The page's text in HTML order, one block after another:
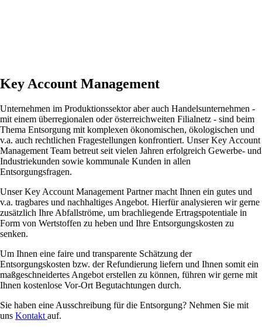
Key Account Management
Unternehmen im Produktionssektor aber auch Handelsunternehmen -
mit einem überregionalen oder österreichweiten Filialnetz - sind beim
Thema Entsorgung mit komplexen ökonomischen, ökologischen und
v.a. auch rechtlichen Fragestellungen konfrontiert. Unser Key Account
Management Team betreut seit vielen Jahren erfolgreich Gewerbe- und
Industriekunden sowie kommunale Kunden in allen
Entsorgungsfragen.
Unser Key Account Management Partner macht Ihnen ein gutes und
v.a. tragbares und nachhaltiges Angebot. Hierfür analysieren wir gerne
zusätzlich Ihre Abfallströme, um brachliegende Ertragspotentiale in
Form von Wertstoffen zu heben und Ihre Entsorgungskosten zu
senken.
Um Ihnen eine faire und transparente Schätzung der
Entsorgungskosten bzw. der Refundierung liefern und Ihnen somit ein
maßgeschneidertes Angebot erstellen zu können, führen wir gerne mit
Ihnen kostenlose Vor-Ort Begutachtungen durch.
Sie haben eine Ausschreibung für die Entsorgung? Nehmen Sie mit
uns Kontakt auf.